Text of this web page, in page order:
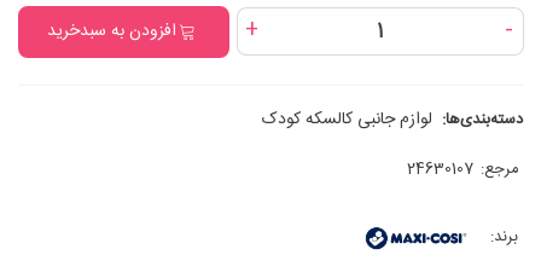
-
+ افزودن به سبدخرید
دسته‌بندی‌ها: لوازم جانبی کالسکه کودک
مرجع: 24630107
برند: